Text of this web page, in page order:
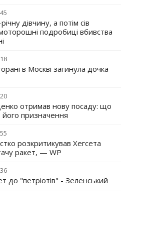
дівчину, а потім сів
подробиці вбивства
в Москві загинула дочка
отримав нову посаду: що
його призначення
розкритикував Хегсета
ракет, — WP
до "петріотів" - Зеленський